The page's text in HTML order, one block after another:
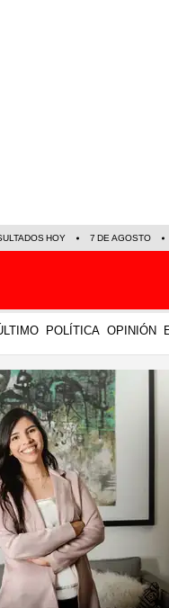
HOY 7 DE AGOSTO
POLÍTICA OPINIÓN